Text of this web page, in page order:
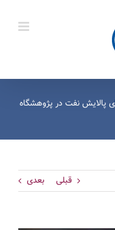
نفت در پژوهشگاه
قبلی بعدی